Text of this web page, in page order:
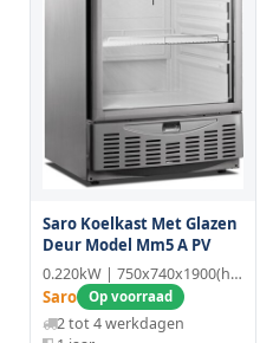
Saro Koelkast Met Glazen
Deur Model Mm5 A PV
0.220kW | 750x740x1900(h)mm | RVS/Kunststof
Saro Op voorraad
2 tot 4 werkdagen